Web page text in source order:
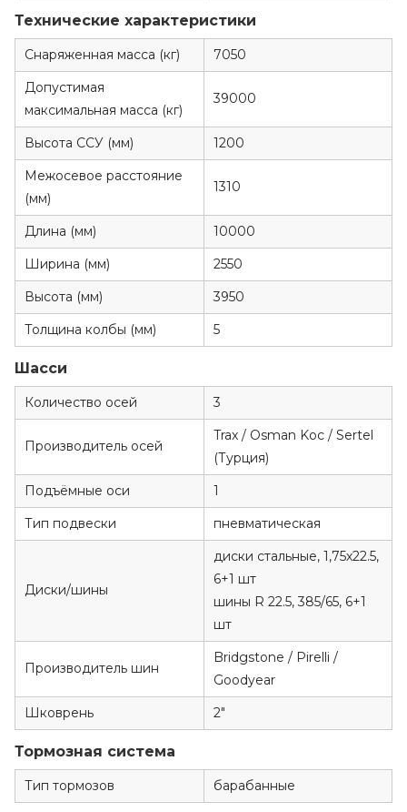
Технические характеристики
Снаряженная масса (кг)
7050
Допустимая
максимальная масса (кг)
39000
Высота ССУ (мм)
1200
Межосевое расстояние
(мм)
1310
Длина (мм)
10000
Ширина (мм)
2550
Высота (мм)
3950
Толщина колбы (мм)
5
Шасси
Количество осей 3
Производитель осей
Trax / Osman Koc / Sertel
(Турция)
Подъёмные оси
1
Тип подвески
пневматическая
Диски/шины
диски стальные, 1,75х22.5,
6+1 шт
шины R 22.5, 385/65, 6+1
шт
Производитель шин
Bridgstone / Pirelli /
Goodyear
Шковрень
2"
Тормозная система
Тип тормозов барабанные